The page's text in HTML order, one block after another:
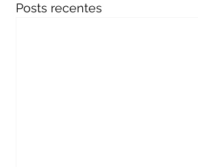
Posts recentes